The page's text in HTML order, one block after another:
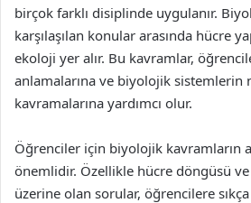
birçok farklı disiplinde uygulanır.
karşılaşılan konular arasında hücre
ekoloji yer alır. Bu kavramlar,
anlamalarına ve biyolojik sistemlerin
kavramalarına yardımcı olur.
Öğrenciler için biyolojik kavramların
önemlidir. Özellikle hücre döngüsü
üzerine olan sorular, öğrencilere